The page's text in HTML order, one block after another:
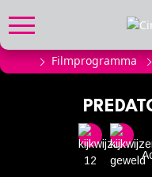
FILMPROGRAMMA
Kinderfeestjes
Privébioscoop of
Filmprogramma